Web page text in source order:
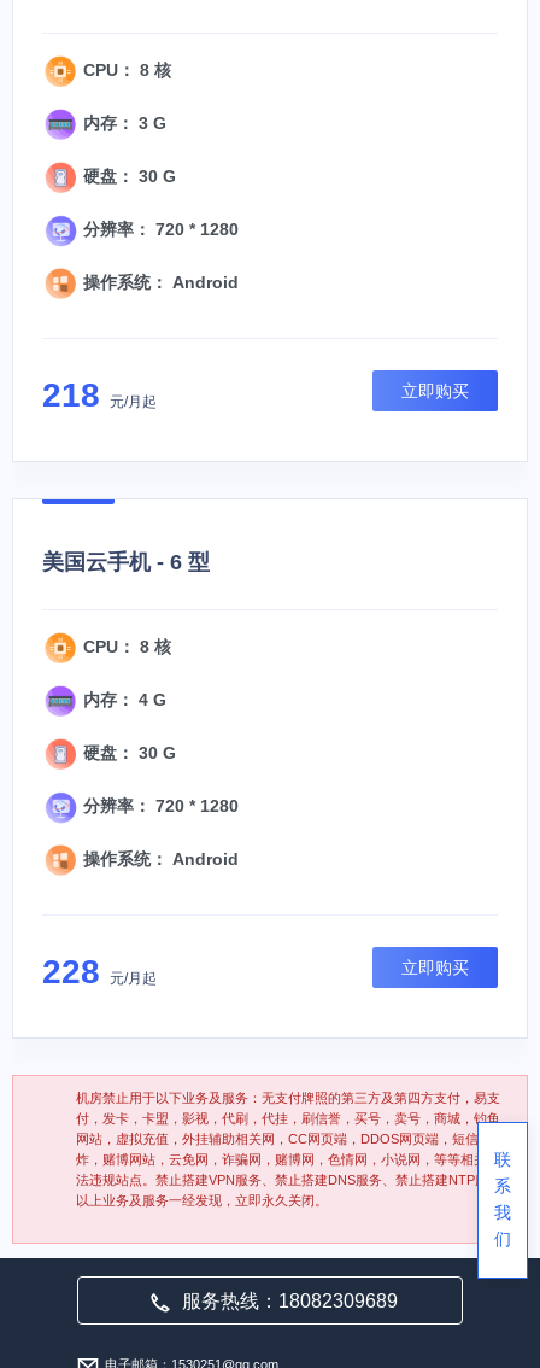
CPU： 8 核
内存： 3 G
硬盘： 30 G
分辨率： 720 * 1280
操作系统： Android
218 元/月起
立即购买
美国云手机 - 6 型
CPU： 8 核
内存： 4 G
硬盘： 30 G
分辨率： 720 * 1280
操作系统： Android
228 元/月起
立即购买
机房禁止用于以下业务及服务：无支付牌照的第三方及第四方支付，易支
付，发卡，卡盟，影视，代刷，代挂，刷信誉，买号，卖号，商城，钓鱼
网站，虚拟充值，外挂辅助相关网，CC网页端，DDOS网页端，短信轰
炸，赌博网站，云免网，诈骗网，赌博网，色情网，小说网，等等相关违
法违规站点。禁止搭建VPN服务、禁止搭建DNS服务、禁止搭建NTP服务
以上业务及服务一经发现，立即永久关闭。
服务热线：18082309689
电子邮箱：1530251@qq.com
联
系
我
们